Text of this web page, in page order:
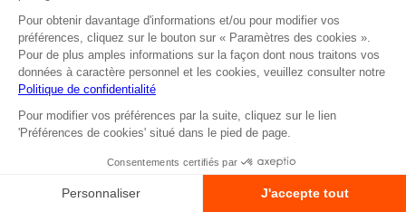
apporte aux pneus une adhérence parfaite même lors de fortes
pluies. Offrez le meilleur à votreautomobilede tourisme en
choisissant ce type detechnologies de pneus, qui vous font
également réaliser des économies de carburant.
Les autres critères de choix pour
vos pneus tourisme
de s’y retrouver. Parmi nos nombreux modèles à la vente, vous